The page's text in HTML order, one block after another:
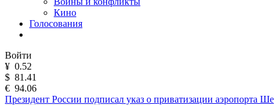
Кино
Голосования
Войти
¥ 0.52
$ 81.41
€ 94.06
Президент России подписал указ о приватизации аэропорта